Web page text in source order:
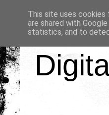
This site uses cookies
are shared with
statistics, and to